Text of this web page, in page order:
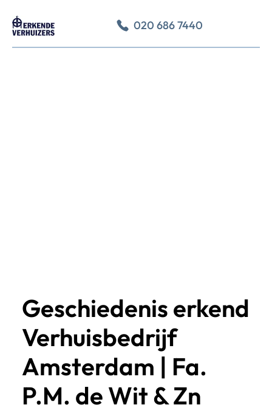
020 686 7440
Geschiedenis erkend
Verhuisbedrijf
Amsterdam | Fa.
P.M. de Wit & Zn